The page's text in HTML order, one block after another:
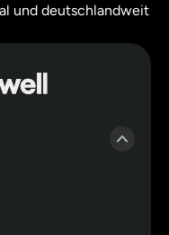
und deutschlandweit